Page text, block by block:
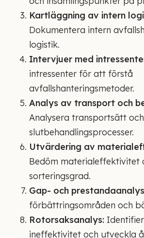
Kartläggning av intern
Dokumentera intern
logistik.
Intervjuer med
intressenter för att förstå
avfallshanteringsmetoder.
Analys av transport och
Analysera transportsätt och
slutbehandlingsprocesser.
Utvärdering av
Bedöm materialeffektivitet
sorteringsgrad.
Gap- och
förbättringsområden och
Rotorsaksanalys:
ineffektivitet och utveckla